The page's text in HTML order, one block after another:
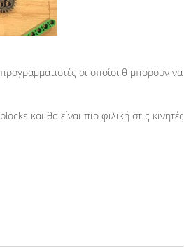
οι οποίοι θ μπορούν να
και θα είναι πιο φιλική στις κινητές